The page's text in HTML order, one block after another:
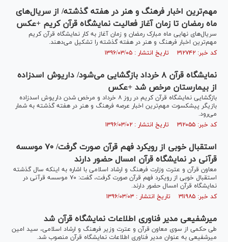
مهم‌ترین اخبار فرهنگ و هنر در هفته گذشته/ از سریال‌های
ماه رمضان تا زمان آغاز فعالیت نمایشگاه قرآن کریم +عکس
سریال‌های نهایی ماه مبارک رمضان و زمان آغاز به کار نمایشگاه قرآن کریم
مهم‌ترین اخبار فرهنگ و هنر در هفته گذشته را تشکیل می‌دهند.
کد خبر: ۳۱۲۷۴۲ تاریخ انتشار : ۱۳۹۶/۰۳/۰۵
نمایشگاه قرآن ۸ خرداد بازگشایی می‌شود/ داریوش اسدزاده
از بیمارستان مرخص شد +عکس
بازگشایی نمایشگاه قرآن کریم در روز ۸ خرداد و مرخص شدن داریوش اسدزاده
بازیگر پیشکسوت مهم‌ترین اخبار عرصه فرهنگ و هنر در هفته گذشته به شمار
می‌رود.
کد خبر: ۳۱۲۰۵۵ تاریخ انتشار : ۱۳۹۶/۰۳/۰۲
استقبال خوبی از رویکرد فهم قرآن صورت گرفت/ ۷۰ موسسه
قرآنی در نمایشگاه قرآن امسال حضور دارند
معاون قرآن و عترت وزارت فرهنگ و ارشاد اسلامی با اشاره به اینکه سال گذشته
استقبال خوبی از رویکرد فهم قرآن صورت گرفت، گفت: ۷۰ موسسه قرآنی در
نمایشگاه قرآن امسال حضور دارند.
کد خبر: ۳۱۱۹۸۵ تاریخ انتشار : ۱۳۹۶/۰۳/۰۳
میرشفیعی مدیر فناوری اطلاعات نمایشگاه قرآن شد
طی حکمی از سوی معاون قرآن و عترت وزیر فرهنگ و ارشاد اسلامی، سید امین
میرشفیعی به عنوان مدیر فناوری اطلاعات نمایشگاه قرآن منصوب شد.